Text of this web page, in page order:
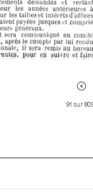
91 sur